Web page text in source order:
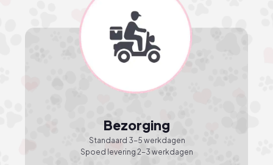
Bezorging
Standaard 3-5 werkdagen
Spoed levering 2-3 werkdagen